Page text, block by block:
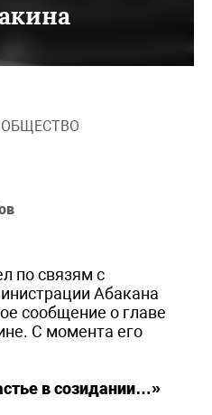
ОБЩЕСТВО
по связям с
Абакана
сообщение о главе
С момента его
в созидании…»